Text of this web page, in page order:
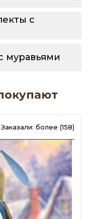
с
муравьями
Заказали: более (158)